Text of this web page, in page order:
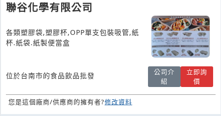
聯谷化學有限公司
各類塑膠袋,塑膠杯,OPP單支包裝吸管,紙
杯.紙袋.紙製便當盒
位於台南市的食品飲品批發
公司介
紹
立即詢
價
您是這個廠商/供應商的擁有者?修改資料